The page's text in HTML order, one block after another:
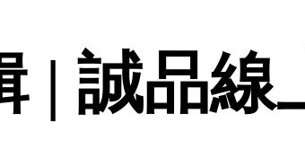
| 誠品線